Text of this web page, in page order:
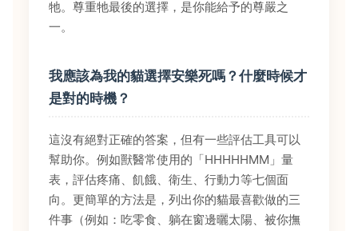
牠。尊重牠最後的選擇，是你能給予的尊嚴之
一。
我應該為我的貓選擇安樂死嗎？什麼時候才
是對的時機？
這沒有絕對正確的答案，但有一些評估工具可以
幫助你。例如獸醫常使用的「HHHHHMM」量
表，評估疼痛、飢餓、衛生、行動力等七個面
向。更簡單的方法是，列出你的貓最喜歡做的三
件事（例如：吃零食、躺在窗邊曬太陽、被你撫